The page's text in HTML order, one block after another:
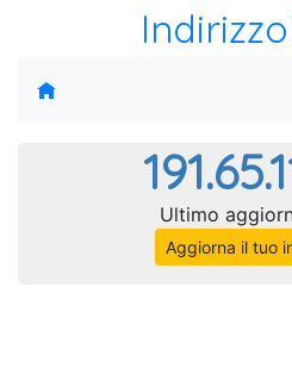
Ultimo
Aggiorna il tuo